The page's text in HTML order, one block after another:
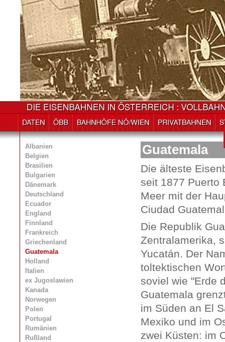
Albanien
Belgien
Brasilien
Bulgarien
Dänemark
Deutschland
Ecuador
England
Finnland
Frankreich
Griechenland
Guatemala
Holland
Italien
ex Jugoslawien
Kanada
Norwegen
Polen
Portugal
Rumänien
Rußland
Guatemala
Die älteste
seit 1877 Puerto
Meer mit der
Ciudad
Die Republik
Zentralamerika,
Yucatán. Der
toltektischen
soviel wie "Erde
Guatemala
im Süden an El
Mexiko und im
zwei Küsten: im